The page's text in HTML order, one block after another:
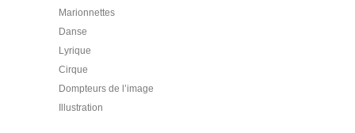
Marionnettes
Danse
Lyrique
Cirque
Dompteurs de l’image
Illustration